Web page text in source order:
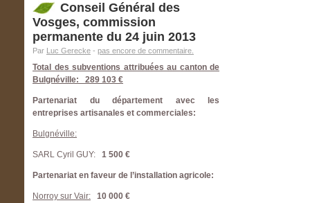
Conseil Général des
Vosges, commission
permanente du 24 juin 2013
Par Luc Gerecke - pas encore de commentaire.
Total des subventions attribuées au canton de
Bulgnéville: 289 103 €
Partenariat du département avec les
entreprises artisanales et commerciales:
Bulgnéville:
SARL Cyril GUY: 1 500 €
Partenariat en faveur de l’installation agricole:
Norroy sur Vair: 10 000 €